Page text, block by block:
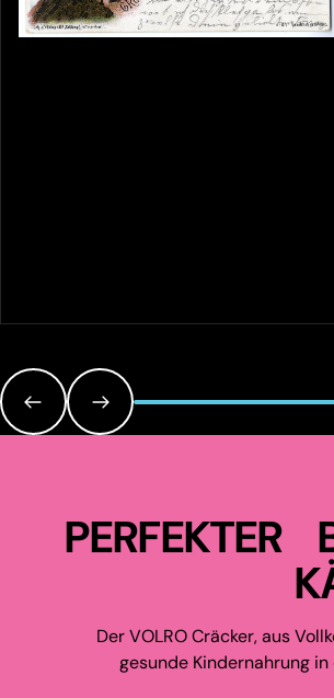
PERFEKTER
Der VOLRO Cräcker, aus
gesunde Kindernahrung